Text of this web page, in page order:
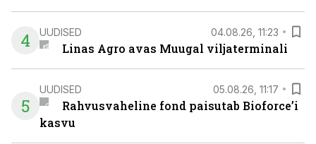
4 UUDISED 04.08.26, 11:23
Linas Agro avas Muugal viljaterminali
5
UUDISED 05.08.26, 11:17
Rahvusvaheline fond paisutab Bioforce’i
kasvu